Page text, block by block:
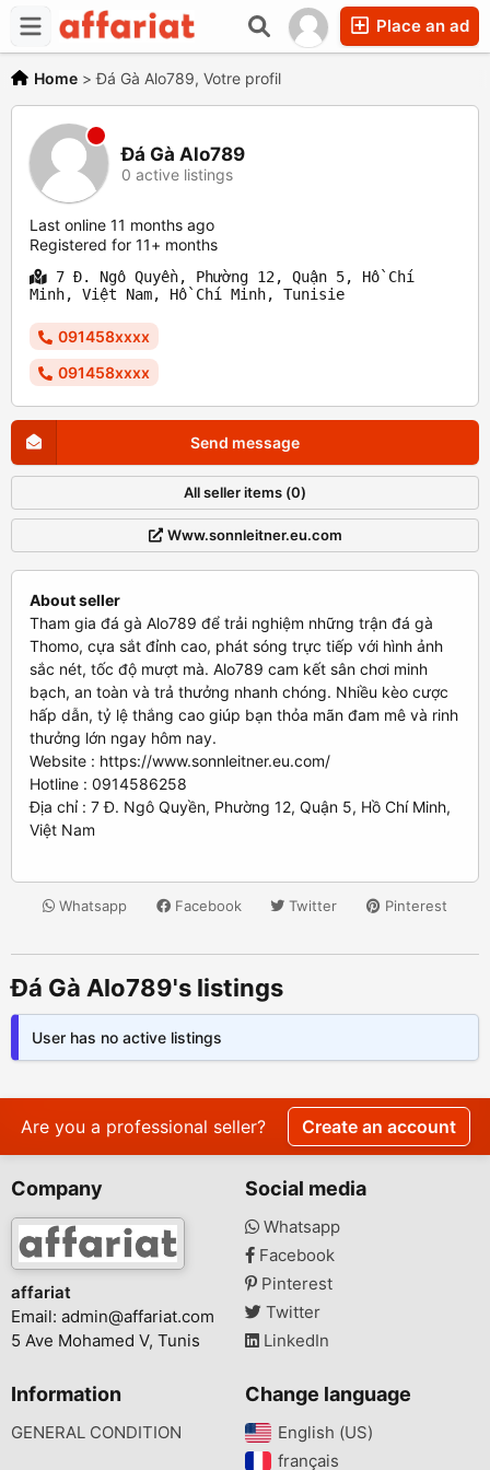
Place an ad
Home >Đá Gà Alo789, Votre profil
Đá Gà Alo789
0 active listings
Last online 11 months ago
Registered for 11+ months
7 Đ. Ngô Quyền, Phường 12, Quận 5, Hồ Chí
Minh, Việt Nam, Hồ Chí Minh, Tunisie
091458xxxx
091458xxxx
Send message
All seller items (0)
Www.sonnleitner.eu.com
About seller
Tham gia đá gà Alo789 để trải nghiệm những trận đá gà
Thomo, cựa sắt đỉnh cao, phát sóng trực tiếp với hình ảnh
sắc nét, tốc độ mượt mà. Alo789 cam kết sân chơi minh
bạch, an toàn và trả thưởng nhanh chóng. Nhiều kèo cược
hấp dẫn, tỷ lệ thắng cao giúp bạn thỏa mãn đam mê và rinh
thưởng lớn ngay hôm nay.
Website : https://www.sonnleitner.eu.com/
Hotline : 0914586258
Địa chỉ : 7 Đ. Ngô Quyền, Phường 12, Quận 5, Hồ Chí Minh,
Việt Nam
Whatsapp Facebook Twitter Pinterest
Đá Gà Alo789's listings
User has no active listings
Are you a professional seller? Create an account
Company
affariat
Email: admin@affariat.com
5 Ave Mohamed V, Tunis
Social media
Whatsapp
Facebook
Pinterest
Twitter
LinkedIn
Information
GENERAL CONDITION
Change language
English (US)‎
français‎